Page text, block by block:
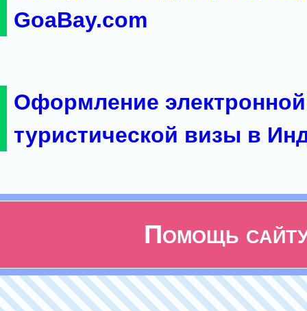
GoaBay.com
Оформление электронной
туристической визы в
Помощь